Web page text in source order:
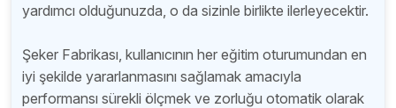
yardımcı olduğunuzda, o da sizinle birlikte ilerleyecektir.
Şeker Fabrikası, kullanıcının her eğitim oturumundan en
iyi şekilde yararlanmasını sağlamak amacıyla
performansı sürekli ölçmek ve zorluğu otomatik olarak